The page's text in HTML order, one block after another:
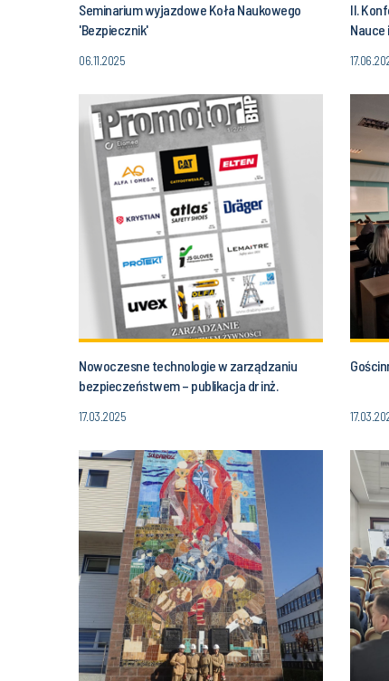
Seminarium wyjazdowe Koła Naukowego
'Bezpiecznik'
06.11.2025
II.
Nauce
Nowoczesne technologie w zarządzaniu
bezpieczeństwem – publikacja dr inż.
17.03.2025